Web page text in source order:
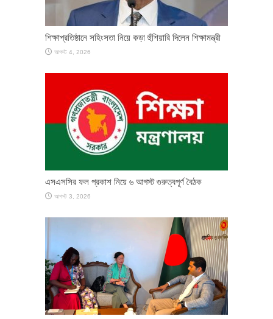
শিক্ষাপ্রতিষ্ঠানে সহিংসতা নিয়ে কড়া হুঁশিয়ারি দিলেন শিক্ষামন্ত্রী
আগস্ট 4, 2026
এসএসসির ফল প্রকাশ নিয়ে ৬ আগস্ট গুরুত্বপূর্ণ বৈঠক
আগস্ট 3, 2026